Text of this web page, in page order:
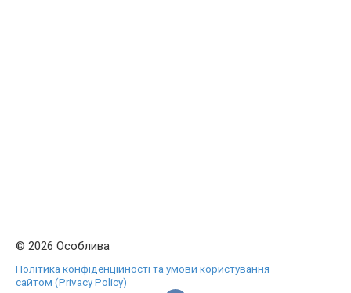
© 2026 Особлива
Політика конфіденційності та умови користування
сайтом (Privacy Policy)